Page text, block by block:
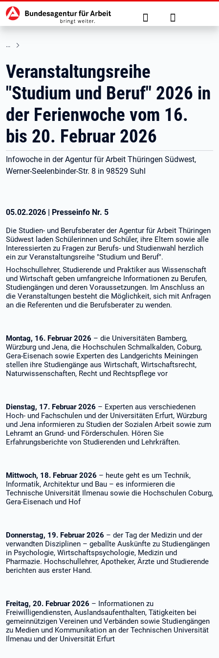
zu den Hauptinhalten springen
Hauptnavigation Suche Anmelden
Veranstaltungsreihe
"Studium und Beruf" 2026 in
der Ferienwoche vom 16.
bis 20. Februar 2026
Infowoche in der Agentur für Arbeit Thüringen Südwest,
Werner-Seelenbinder-Str. 8 in 98529 Suhl
05.02.2026 | Presseinfo Nr. 5
Die Studien- und Berufsberater der Agentur für Arbeit Thüringen
Südwest laden Schülerinnen und Schüler, ihre Eltern sowie alle
Interessierten zu Fragen zur Berufs- und Studienwahl herzlich
ein zur Veranstaltungsreihe "Studium und Beruf".
Hochschullehrer, Studierende und Praktiker aus Wissenschaft
und Wirtschaft geben umfangreiche Informationen zu Berufen,
Studiengängen und deren Voraussetzungen. Im Anschluss an
die Veranstaltungen besteht die Möglichkeit, sich mit Anfragen
an die Referenten und die Berufsberater zu wenden.
Montag, 16. Februar 2026 – die Universitäten Bamberg,
Würzburg und Jena, die Hochschulen Schmalkalden, Coburg,
Gera-Eisenach sowie Experten des Landgerichts Meiningen
stellen ihre Studiengänge aus Wirtschaft, Wirtschaftsrecht,
Naturwissenschaften, Recht und Rechtspflege vor
Dienstag, 17. Februar 2026 – Experten aus verschiedenen
Hoch- und Fachschulen und der Universitäten Erfurt, Würzburg
und Jena informieren zu Studien der Sozialen Arbeit sowie zum
Lehramt an Grund- und Förderschulen. Hören Sie
Erfahrungsberichte von Studierenden und Lehrkräften.
Mittwoch, 18. Februar 2026 – heute geht es um Technik,
Informatik, Architektur und Bau – es informieren die
Technische Universität Ilmenau sowie die Hochschulen Coburg,
Gera-Eisenach und Hof
Donnerstag, 19. Februar 2026 – der Tag der Medizin und der
verwandten Disziplinen – geballte Auskünfte zu Studiengängen
in Psychologie, Wirtschaftspsychologie, Medizin und
Pharmazie. Hochschullehrer, Apotheker, Ärzte und Studierende
berichten aus erster Hand.
Freitag, 20. Februar 2026 – Informationen zu
Freiwilligendiensten, Auslandsaufenthalten, Tätigkeiten bei
gemeinnützigen Vereinen und Verbänden sowie Studiengängen
zu Medien und Kommunikation an der Technischen Universität
Ilmenau und der Universität Erfurt